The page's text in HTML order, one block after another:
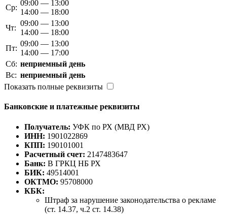
Ср:
09:00 — 13:00
14:00 — 18:00
Чт:
09:00 — 13:00
14:00 — 18:00
Пт:
09:00 — 13:00
14:00 — 17:00
Сб: неприемный день
Вс: неприемный день
Показать полные реквизиты
Банковские и платежные реквизиты
Получатель: УФК по РХ (МВД РХ)
ИНН: 1901022869
КПП: 190101001
Расчетный счет: 2147483647
Банк: В ГРКЦ НБ РХ
БИК: 49514001
ОКТМО: 95708000
КБК:
Штраф за нарушение законодательства о рекламе
(ст. 14.37, ч.2 ст. 14.38)